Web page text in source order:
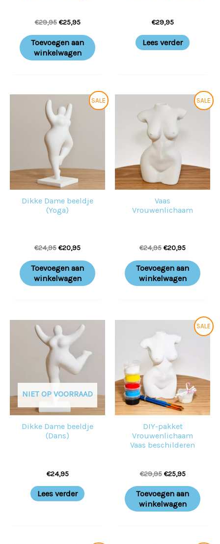
€29,95 €25,95
Toevoegen aan
winkelwagen
€29,95
Lees verder
SALE
Dikke Dame beeldje
(Yoga)
€24,95
Oorspronkelijke
prijs
was:
€24,95.
€20,95
Huidige
prijs
Toevoegen aan
winkelwagen
SALE
Vaas
Vrouwenlichaam
€24,95
Oorspronkelijke
prijs
was:
€20,95
Huidige
prijs
Toevoegen aan
winkelwagen
NIET OP VOORRAAD
Dikke Dame beeldje
(Dans)
€24,95
Lees verder
SALE
DIY-pakket
Vrouwenlichaam
Vaas beschilderen
€29,95
Oorspronkelijke
prijs
was:
€29,95.
€25,95
Huidige
prijs
Toevoegen aan
winkelwagen